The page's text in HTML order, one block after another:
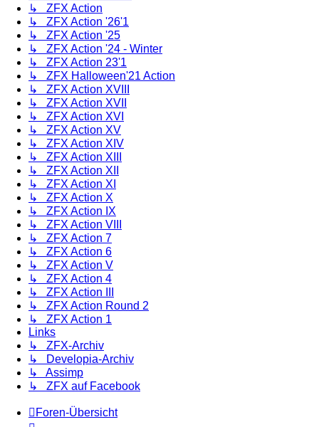
↳ ZFX Action
↳ ZFX Action '26'1
↳ ZFX Action '25
↳ ZFX Action '24 - Winter
↳ ZFX Action 23'1
↳ ZFX Halloween'21 Action
↳ ZFX Action XVIII
↳ ZFX Action XVII
↳ ZFX Action XVI
↳ ZFX Action XV
↳ ZFX Action XIV
↳ ZFX Action XIII
↳ ZFX Action XII
↳ ZFX Action XI
↳ ZFX Action X
↳ ZFX Action IX
↳ ZFX Action VIII
↳ ZFX Action 7
↳ ZFX Action 6
↳ ZFX Action V
↳ ZFX Action 4
↳ ZFX Action III
↳ ZFX Action Round 2
↳ ZFX Action 1
Links
↳ ZFX-Archiv
↳ Developia-Archiv
↳ Assimp
↳ ZFX auf Facebook
Foren-Übersicht